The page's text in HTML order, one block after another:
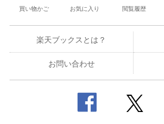
買い物かご お気に入り 閲覧履歴
楽天ブックスとは？
お問い合わせ